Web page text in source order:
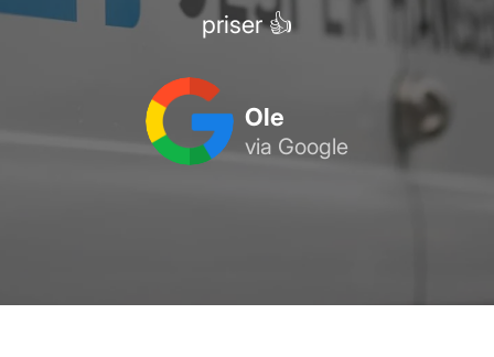
priser 👍
Ole
via Google